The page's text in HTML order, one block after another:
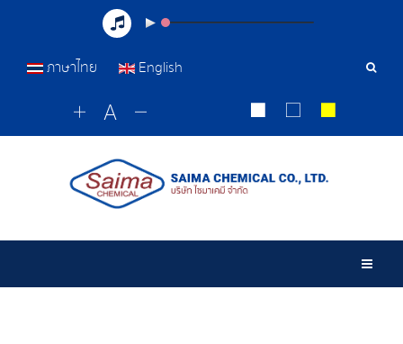
เครื่อ
ภาษาไทย English